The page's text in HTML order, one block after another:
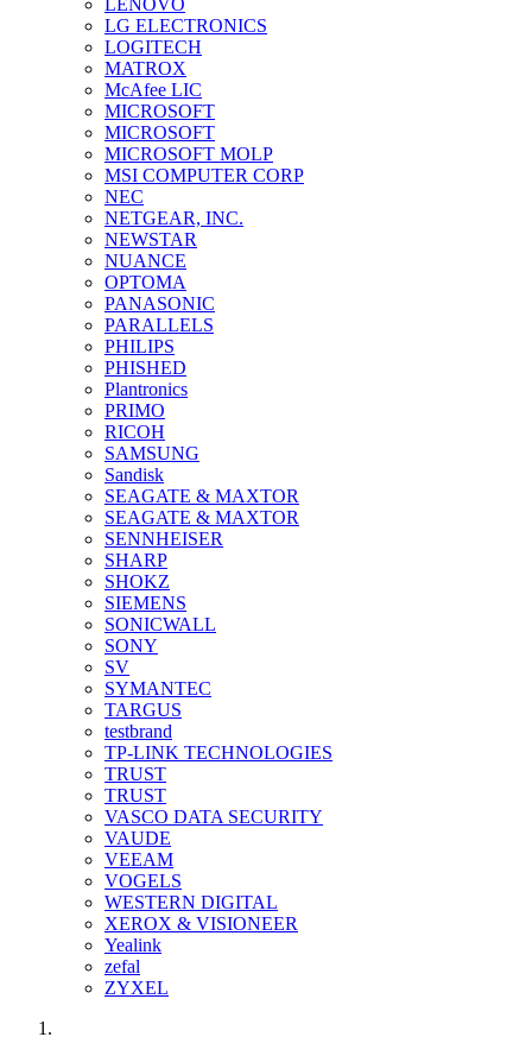
LG ELECTRONICS
LOGITECH
MATROX
McAfee LIC
MICROSOFT
MICROSOFT
MICROSOFT MOLP
MSI COMPUTER CORP
NEC
NETGEAR, INC.
NEWSTAR
NUANCE
OPTOMA
PANASONIC
PARALLELS
PHILIPS
PHISHED
Plantronics
PRIMO
RICOH
SAMSUNG
Sandisk
SEAGATE & MAXTOR
SEAGATE & MAXTOR
SENNHEISER
SHARP
SHOKZ
SIEMENS
SONICWALL
SONY
SV
SYMANTEC
TARGUS
testbrand
TP-LINK TECHNOLOGIES
TRUST
TRUST
VASCO DATA SECURITY
VAUDE
VEEAM
VOGELS
WESTERN DIGITAL
XEROX & VISIONEER
Yealink
zefal
ZYXEL